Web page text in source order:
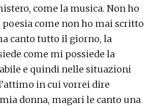
come la musica. Non ho
come non ho mai scritto
canto tutto il giorno, la
come mi possiede la
e quindi nelle situazioni
in cui vorrei dire
donna, magari le canto una